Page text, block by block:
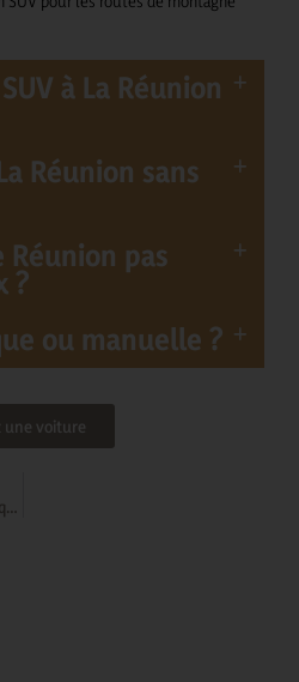
à La Réunion
Réunion sans
pas
?
ou manuelle ?
une voiture
Location voiture Réunion : ce que les voyageurs découvrent trop tard